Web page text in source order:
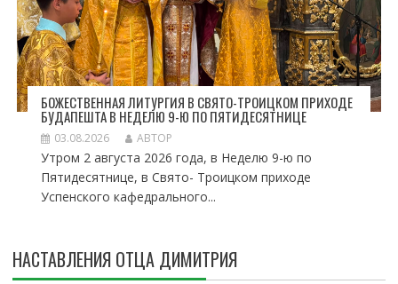
БОЖЕСТВЕННАЯ ЛИТУРГИЯ В СВЯТО-ТРОИЦКОМ ПРИХОДЕ
БУДАПЕШТА В НЕДЕЛЮ 9-Ю ПО ПЯТИДЕСЯТНИЦЕ
03.08.2026 АВТОР
Утром 2 августа 2026 года, в Неделю 9-ю по
Пятидесятнице, в Свято- Троицком приходе
Успенского кафедрального...
НАСТАВЛЕНИЯ ОТЦА ДИМИТРИЯ